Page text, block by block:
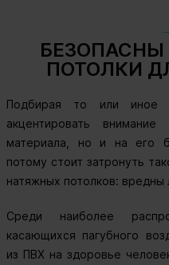
ПОТОЛКИ
Подбирая то или иное
акцентировать
материала, но и на его
потому стоит затронуть
натяжных потолков: вредны
Среди наиболее
касающихся пагубного
из ПВХ на здоровье